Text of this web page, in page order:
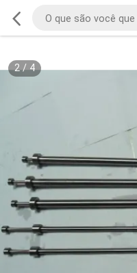
2/4